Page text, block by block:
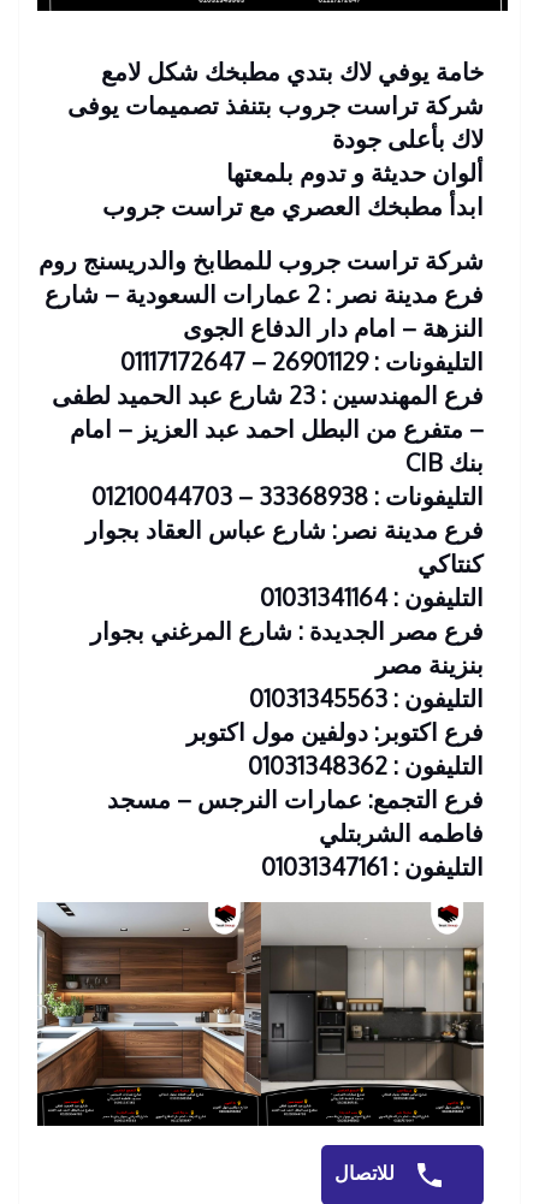
خامة يوفي لاك بتدي مطبخك شكل لامع
شركة تراست جروب بتنفذ تصميمات يوفى
لاك بأعلى جودة
ألوان حديثة و تدوم بلمعتها
ابدأ مطبخك العصري مع تراست جروب
شركة تراست جروب للمطابخ والدريسنج روم
فرع مدينة نصر : 2 عمارات السعودية – شارع
النزهة – امام دار الدفاع الجوى
التليفونات : 26901129 – 01117172647
فرع المهندسين : 23 شارع عبد الحميد لطفى
– متفرع من البطل احمد عبد العزيز – امام
بنك CIB
التليفونات : 33368938 – 01210044703
فرع مدينة نصر: شارع عباس العقاد بجوار
كنتاكي
التليفون : 01031341164
فرع مصر الجديدة : شارع المرغني بجوار
بنزينة مصر
التليفون : 01031345563
فرع اكتوبر: دولفين مول اكتوبر
التليفون : 01031348362
فرع التجمع: عمارات النرجس – مسجد
فاطمه الشربتلي
التليفون : 01031347161
للاتصال